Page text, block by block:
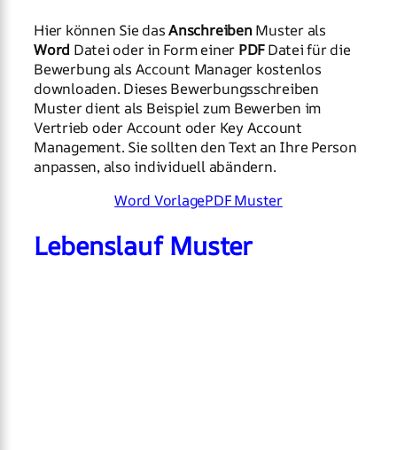
Hier können Sie dasAnschreibenMuster als
Word Datei oder in Form einer PDFDatei für die
Bewerbung als Account Manager kostenlos
downloaden. Dieses Bewerbungsschreiben
Muster dient als Beispiel zum Bewerben im
Vertrieb oder Account oder Key Account
Management. Sie sollten den Text an Ihre Person
anpassen, also individuell abändern.
Word VorlagePDF Muster
Lebenslauf Muster